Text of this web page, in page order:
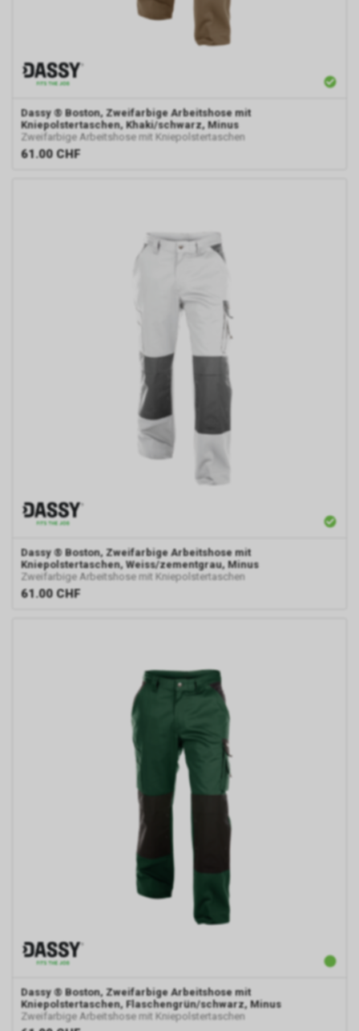
Dassy ® Boston, Zweifarbige Arbeitshose mit
Kniepolstertaschen, Khaki/schwarz, Minus
Zweifarbige Arbeitshose mit Kniepolstertaschen
61.00 CHF
Dassy ® Boston, Zweifarbige Arbeitshose mit
Kniepolstertaschen, Weiss/zementgrau, Minus
Zweifarbige Arbeitshose mit Kniepolstertaschen
61.00 CHF
Dassy ® Boston, Zweifarbige Arbeitshose mit
Kniepolstertaschen, Flaschengrün/schwarz, Minus
Zweifarbige Arbeitshose mit Kniepolstertaschen